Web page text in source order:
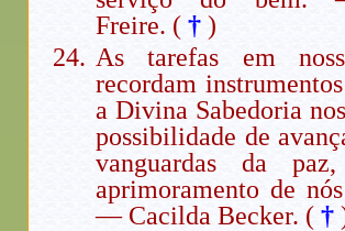
Freire. († )
As tarefas em
recordam
a Divina Sabedoria
possibilidade de
vanguardas da
aprimoramento de
— Cacilda Becker. (†